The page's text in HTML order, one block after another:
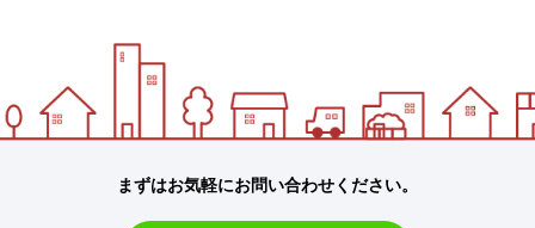
まずはお気軽にお問い合わせください。